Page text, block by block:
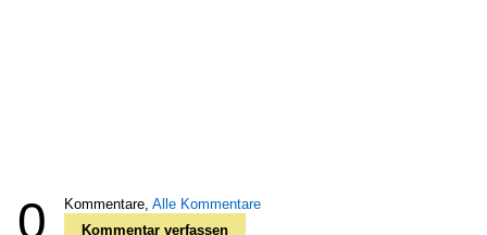
0 Kommentare, Alle Kommentare
Kommentar verfassen